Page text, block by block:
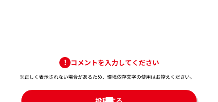
コメントを入力してください
※正しく表示されない場合があるため、環境依存文字の使用はお控えください。​